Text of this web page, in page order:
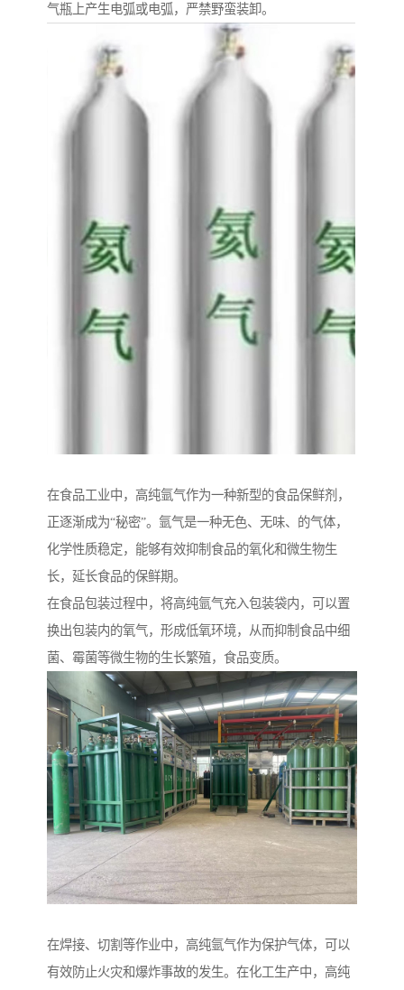
气瓶上产生电弧或电弧，严禁野蛮装卸。
在食品工业中，高纯氩气作为一种新型的食品保鲜剂，
正逐渐成为“秘密”。氩气是一种无色、无味、的气体，
化学性质稳定，能够有效抑制食品的氧化和微生物生
长，延长食品的保鲜期。
在食品包装过程中，将高纯氩气充入包装袋内，可以置
换出包装内的氧气，形成低氧环境，从而抑制食品中细
菌、霉菌等微生物的生长繁殖，食品变质。
在焊接、切割等作业中，高纯氩气作为保护气体，可以
有效防止火灾和爆炸事故的发生。在化工生产中，高纯